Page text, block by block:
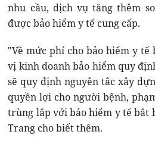
nhu cầu, dịch vụ tăng thêm
được bảo hiểm y tế cung cấp.
"Về mức phí cho bảo hiểm y tế
vị kinh doanh bảo hiểm quy
sẽ quy định nguyên tắc xây
quyền lợi cho người bệnh,
trùng lắp với bảo hiểm y tế bắt
Trang cho biết thêm.